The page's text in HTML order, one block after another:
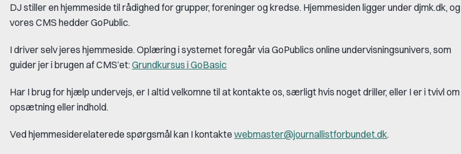
DJ stiller en hjemmeside til rådighed for grupper, foreninger og kredse. Hjemmesiden ligger under djmk.dk, og
vores CMS hedderGoPublic.
I driver selv jeres hjemmeside. Oplæring i systemet foregår viaGoPublics online undervisningsunivers, som
guider jer i brugen afCMS’et:Grundkursus iGoBasic
Har I brug for hjælp undervejs, er I altid velkomne til at kontakte os, særligt hvis noget driller, eller I er i tvivl om
opsætning eller indhold.
Ved hjemmesiderelaterede spørgsmål kan I kontakte webmaster@journallistforbundet.dk.